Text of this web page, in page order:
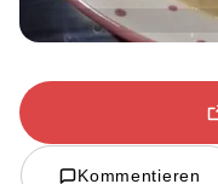
Kommentieren